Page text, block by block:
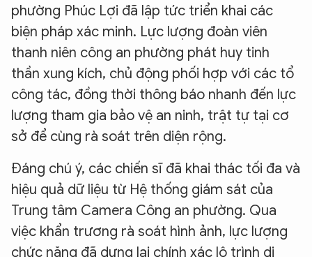
phường Phúc Lợi đã lập tức triển khai các
biện pháp xác minh. Lực lượng đoàn viên
thanh niên công an phường phát huy tinh
thần xung kích, chủ động phối hợp với các tổ
công tác, đồng thời thông báo nhanh đến lực
lượng tham gia bảo vệ an ninh, trật tự tại cơ
sở để cùng rà soát trên diện rộng.
Đáng chú ý, các chiến sĩ đã khai thác tối đa và
hiệu quả dữ liệu từ Hệ thống giám sát của
Trung tâm Camera Công an phường. Qua
việc khẩn trương rà soát hình ảnh, lực lượng
chức năng đã dựng lại chính xác lộ trình di